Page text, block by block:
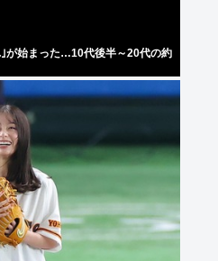
が始まった…10代後半～20代の約